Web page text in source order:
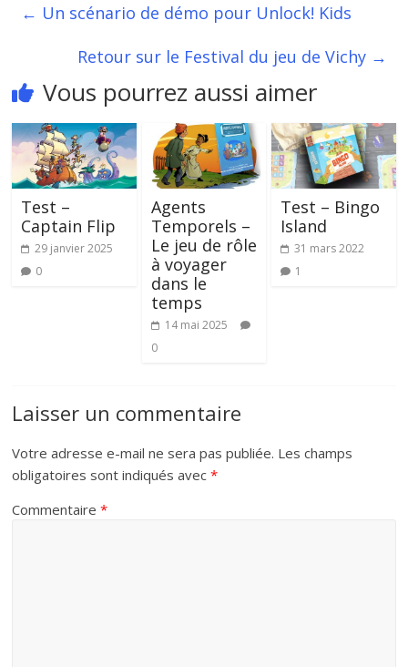
← Un scénario de démo pour Unlock! Kids
Retour sur le Festival du jeu de Vichy →
Vous pourrez aussi aimer
Test –
Captain Flip
29 janvier 2025
0
Agents
Temporels –
Le jeu de rôle
à voyager
dans le
temps
14 mai 2025
0
Test – Bingo
Island
31 mars 2022
1
Laisser un commentaire
Votre adresse e-mail ne sera pas publiée. Les champs
obligatoires sont indiqués avec*
Commentaire*